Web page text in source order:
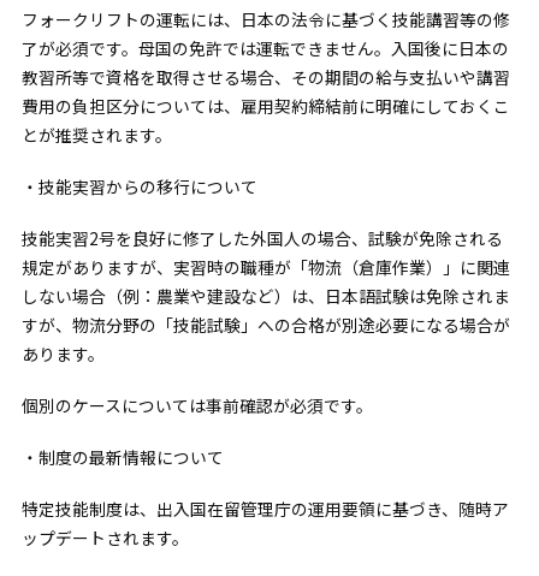
フォークリフトの運転には、日本の法令に基づく技能講習等の修
了が必須です。母国の免許では運転できません。入国後に日本の
教習所等で資格を取得させる場合、その期間の給与支払いや講習
費用の負担区分については、雇用契約締結前に明確にしておくこ
とが推奨されます。
・技能実習からの移行について
技能実習2号を良好に修了した外国人の場合、試験が免除される
規定がありますが、実習時の職種が「物流（倉庫作業）」に関連
しない場合（例：農業や建設など）は、日本語試験は免除されま
すが、物流分野の「技能試験」への合格が別途必要になる場合が
あります。
個別のケースについては事前確認が必須です。
・制度の最新情報について
特定技能制度は、出入国在留管理庁の運用要領に基づき、随時ア
ップデートされます。